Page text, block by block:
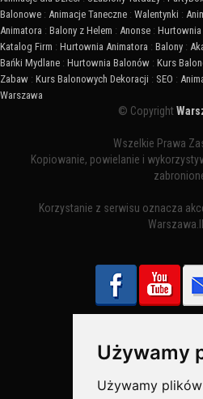
Używamy
Używamy
Balonowe : Animacje Taneczne : Walentynki :
Animatora : Balony z Helem : Anonse :
Katalog Firm : Hurtownia Animatora : Balony :
Bańki Mydlane : Hurtownia Balonów : Kurs
Zabaw : Kurs Balonowych Dekoracji : SEO :
Warszawa
© Copyright
Wszelkie Prawa
Kopiowanie, powielanie i
Korzystanie z serwisu oznacza
Bezpieczne